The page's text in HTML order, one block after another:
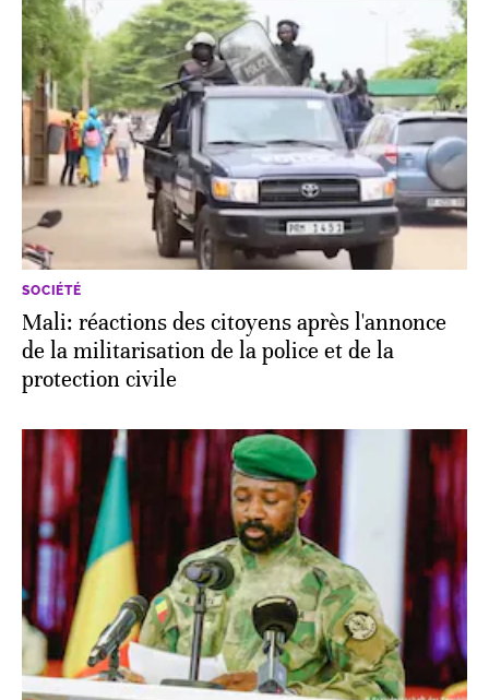
SOCIÉTÉ
Mali: réactions des citoyens après l'annonce
de la militarisation de la police et de la
protection civile